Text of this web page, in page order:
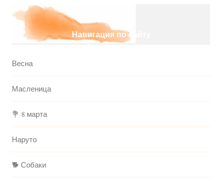
Навигация по сайту
Весна
Масленица
💐 8 марта
Наруто
🐕 Собаки